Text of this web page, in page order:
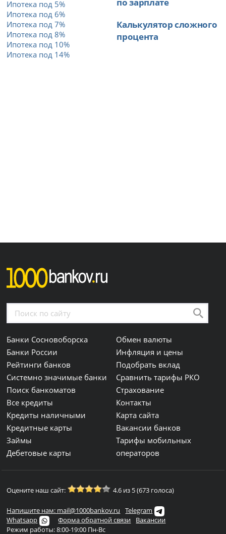
Ипотека под 5%
Ипотека под 6%
Ипотека под 7%
Ипотека под 8%
Ипотека под 10%
Ипотека под 14%
Калькулятор сложного
процента
Банки Сосновоборска
Банки России
Рейтинги банков
Системно значимые банки
Поиск банкоматов
Все кредиты
Кредиты наличными
Кредитные карты
Займы
Дебетовые карты
Обмен валюты
Инфляция и цены
Подобрать вклад
Сравнить тарифы РКО
Страхование
Контакты
Карта сайта
Вакансии банков
Тарифы мобильных
операторов
Оцените наш сайт: 4.6 из 5 (673 голоса)
Напишите нам: mail@1000bankov.ru
Telegram
Whatsapp
Форма обратной связи
Вакансии
Режим работы: 8:00-19:00 Пн-Вс